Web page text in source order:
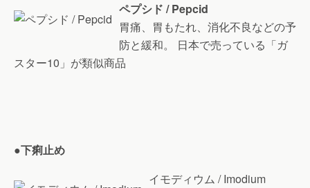
ペプシド / Pepcid
胃痛、胃もたれ、消化不良などの予
防と緩和。 日本で売っている「ガ
スター10」が類似商品
●下痢止め
イモディウム / Imodium